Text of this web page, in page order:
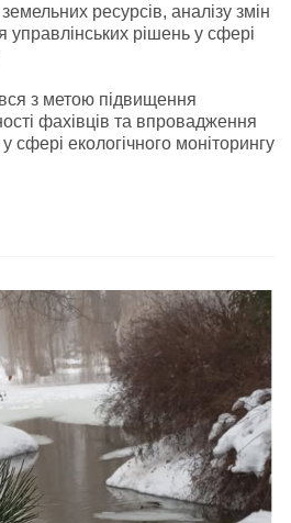
ресурсів, аналізу змін
управлінських рішень у сфері
з метою підвищення
фахівців та впровадження
сфері екологічного моніторингу